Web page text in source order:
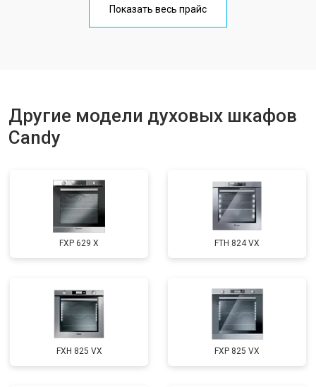
Показать весь прайс
Другие модели духовых шкафов
Candy
FXP 629 X FTH 824 VX
FXH 825 VX FXP 825 VX